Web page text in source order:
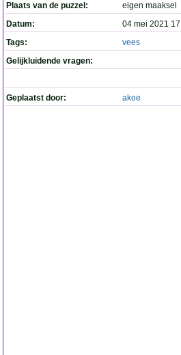
Plaats van de puzzel:
eigen maaksel
Datum:
04 mei 2021
Tags:
vees
Gelijkluidende vragen:
Geplaatst door: akoe